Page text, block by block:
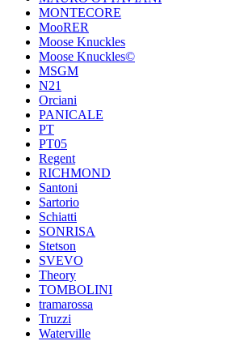
MONTECORE
MooRER
Moose Knuckles
Moose Knuckles©️
MSGM
N21
Orciani
PANICALE
PT
PT05
Regent
RICHMOND
Santoni
Sartorio
Schiatti
SONRISA
Stetson
SVEVO
Theory
TOMBOLINI
tramarossa
Truzzi
Waterville